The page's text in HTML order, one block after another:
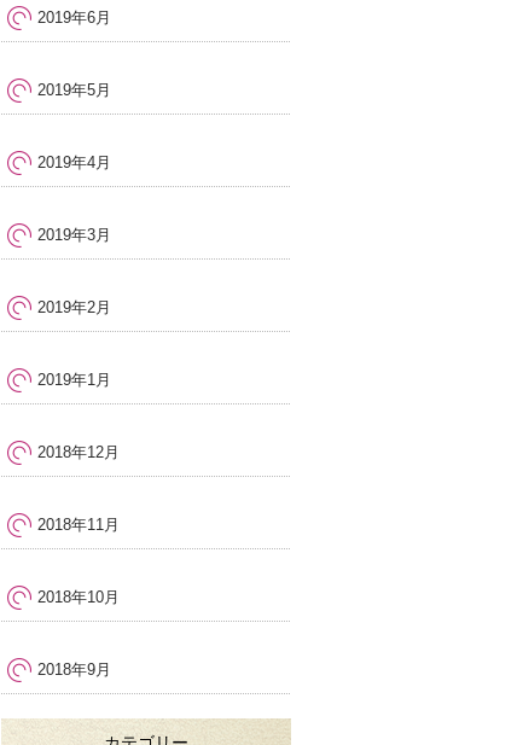
2019年6月
2019年5月
2019年4月
2019年3月
2019年2月
2019年1月
2018年12月
2018年11月
2018年10月
2018年9月